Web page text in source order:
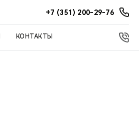
+7 (351) 200-29-76
КОНТАКТЫ